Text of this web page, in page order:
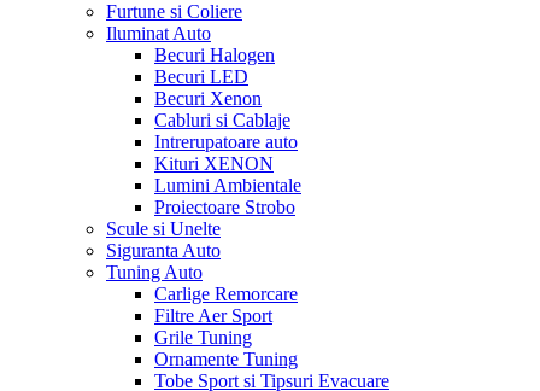
Furtune si Coliere
Iluminat Auto
Becuri Halogen
Becuri LED
Becuri Xenon
Cabluri si Cablaje
Intrerupatoare auto
Kituri XENON
Lumini Ambientale
Proiectoare Strobo
Scule si Unelte
Siguranta Auto
Tuning Auto
Carlige Remorcare
Filtre Aer Sport
Grile Tuning
Ornamente Tuning
Tobe Sport si Tipsuri Evacuare